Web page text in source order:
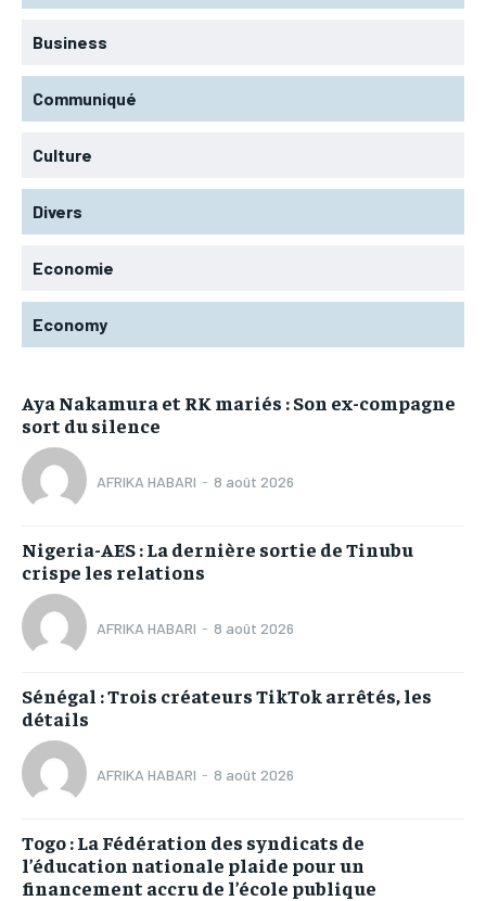
Business
Communiqué
Culture
Divers
Economie
Economy
Aya Nakamura et RK mariés : Son ex-compagne
sort du silence
AFRIKA HABARI - 8 août 2026
Nigeria-AES : La dernière sortie de Tinubu
crispe les relations
AFRIKA HABARI - 8 août 2026
Sénégal : Trois créateurs TikTok arrêtés, les
détails
AFRIKA HABARI - 8 août 2026
Togo : La Fédération des syndicats de
l’éducation nationale plaide pour un
financement accru de l’école publique